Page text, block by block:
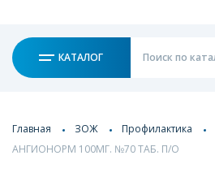
КАТАЛОГ
Главная ЗОЖ Профилактика
АНГИОНОРМ 100МГ. №70 ТАБ. П/О